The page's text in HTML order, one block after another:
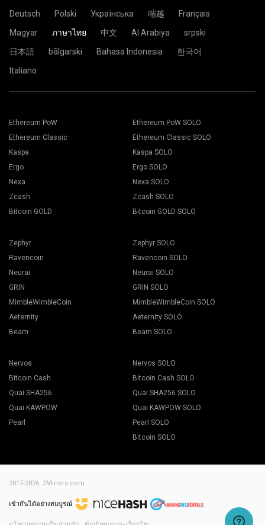
Deutsch
Polski Українська 㗂越
Français
Magyar
ภาษาไทย 中文 Al Arabiya
srpski
日本語
bãlgarski Bahasa Indonesia
한국어
Italiano
Ethereum PoW
Ethereum Classic
Kaspa
Ergo
Nexa
Zcash
Bitcoin GOLD
Ethereum PoW SOLO
Ethereum Classic SOLO
Kaspa SOLO
Ergo SOLO
Nexa SOLO
Zcash SOLO
Bitcoin GOLD SOLO
Zephyr
Ravencoin
Neurai
GRIN
MimbleWimbleCoin
Aeternity
Beam
Zephyr SOLO
Ravencoin SOLO
Neurai SOLO
GRIN SOLO
MimbleWimbleCoin SOLO
Aeternity SOLO
Beam SOLO
Nervos
Bitcoin Cash
Quai SHA256
Quai KAWPOW
Pearl
Nervos SOLO
Bitcoin Cash SOLO
Quai SHA256 SOLO
Quai KAWPOW SOLO
Pearl SOLO
Bitcoin SOLO
2017-2026, 2Miners.com
เข้ากันได้อย่างสมบูรณ์